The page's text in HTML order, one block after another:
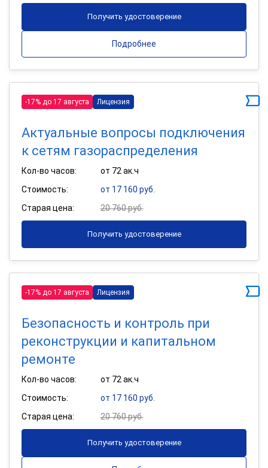
Получить удостоверение
Подробнее
-17% до 17 августа Лицензия
Актуальные вопросы подключения
к сетям газораспределения
Кол-во часов:
от 72 ак.ч
Стоимость:
от 17 160 руб.
Старая цена:
20 760 руб.
Получить удостоверение
-17% до 17 августа Лицензия
Безопасность и контроль при
реконструкции и капитальном
ремонте
Кол-во часов:
от 72 ак.ч
Стоимость:
от 17 160 руб.
Старая цена:
20 760 руб.
Получить удостоверение